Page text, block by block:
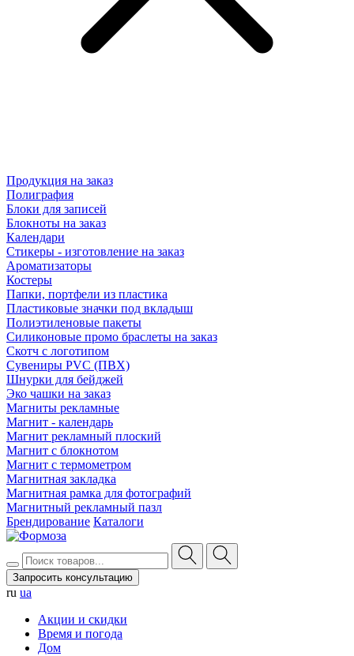
Продукция на заказ
Полиграфия
Блоки для записей
Блокноты на заказ
Календари
Стикеры - изготовление на заказ
Ароматизаторы
Костеры
Папки, портфели из пластика
Пластиковые значки под вкладыш
Полиэтиленовые пакеты
Силиконовые промо браслеты на заказ
Скотч с логотипом
Сувениры PVC (ПВХ)
Шнурки для бейджей
Эко чашки на заказ
Магниты рекламные
Магнит - календарь
Магнит рекламный плоский
Магнит с блокнотом
Магнит с термометром
Магнитная закладка
Магнитная рамка для фотографий
Магнитный рекламный пазл
Брендирование Каталоги
Запросить консультацию
ru ua
Акции и скидки
Время и погода
Дом